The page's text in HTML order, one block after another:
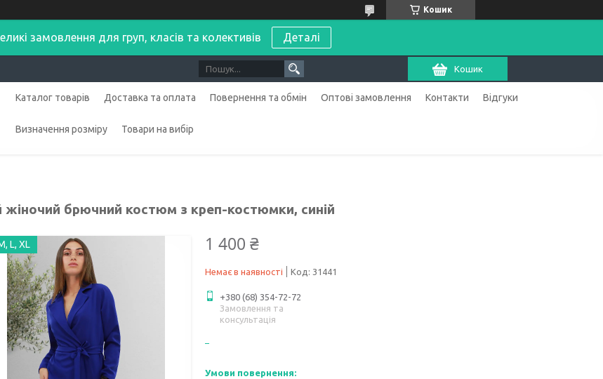
Кошик
замовлення для груп, класів та колективів Деталі
Кошик
Каталог товарів Доставка та оплата Повернення та обмін Оптові замовлення Контакти Відгуки
Визначення розміру Товари на вибір
жіночий брючний костюм з креп-костюмки, синій
L, XL 1 400 ₴
Немає в наявності Код: 31441
+380 (68) 354-72-72
Замовлення та
консультація